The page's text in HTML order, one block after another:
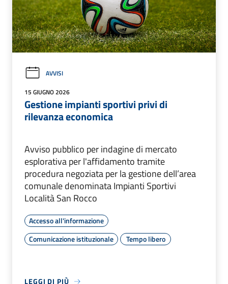
AVVISI
15 GIUGNO 2026
Gestione impianti sportivi privi di
rilevanza economica
Avviso pubblico per indagine di mercato
esplorativa per l'affidamento tramite
procedura negoziata per la gestione dell’area
comunale denominata Impianti Sportivi
Località San Rocco
Accesso all'informazione
Comunicazione istituzionale
Tempo libero
LEGGI DI PIÙ